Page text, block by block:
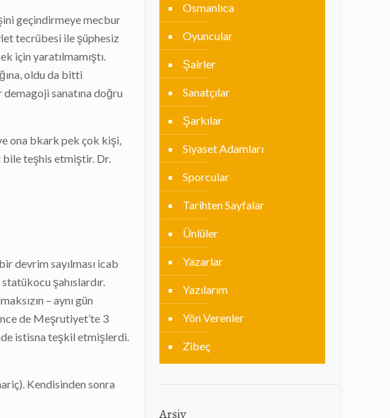
geçindirmeye mecbur
tecrübesi ile şüphesiz
için yaratılmamıştı.
oldu da bitti
sanatına doğru
ona bkark pek çok kişi,
bile teşhis etmiştir. Dr.
devrim sayılması icab
şahıslardır.
– aynı gün
de Meşrutiyet’te 3
istisna teşkil etmişlerdi.
Kendisinden sonra
Osmanlıca
Oyuncular
Şairler
Sanatçılar
Şarkılar
Siyaset Adamları
Sporcular
Tarihten Sayfalar
Ünlüler
Yazarlar
Yazılarım
Yön Verenler
Zibeç
Arşiv